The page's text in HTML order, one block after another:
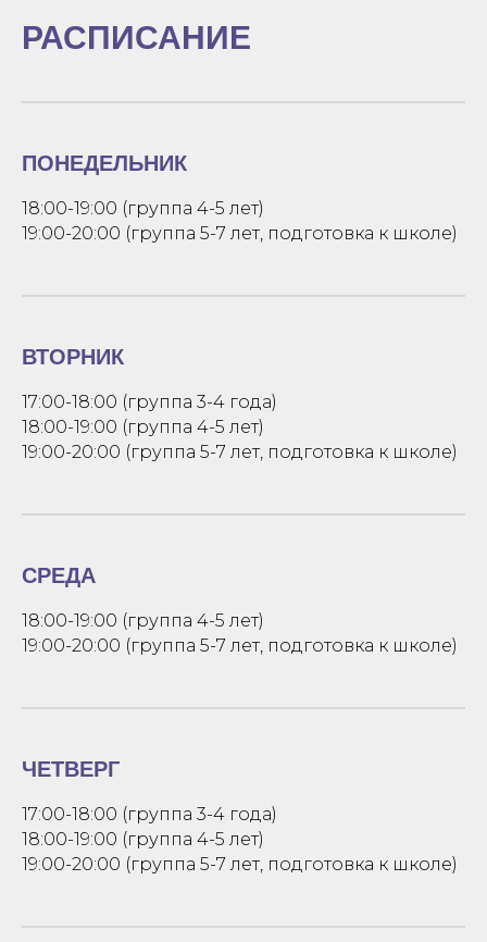
РАСПИСАНИЕ
ПОНЕДЕЛЬНИК
18:00-19:00 (группа 4-5 лет)
19:00-20:00 (группа 5-7 лет, подготовка к школе)
ВТОРНИК
17:00-18:00 (группа 3-4 года)
18:00-19:00 (группа 4-5 лет)
19:00-20:00 (группа 5-7 лет, подготовка к школе)
СРЕДА
18:00-19:00 (группа 4-5 лет)
19:00-20:00 (группа 5-7 лет, подготовка к школе)
ЧЕТВЕРГ
17:00-18:00 (группа 3-4 года)
18:00-19:00 (группа 4-5 лет)
19:00-20:00 (группа 5-7 лет, подготовка к школе)